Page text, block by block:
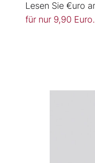
Lesen Sie €uro
für nur 9,90 Euro.